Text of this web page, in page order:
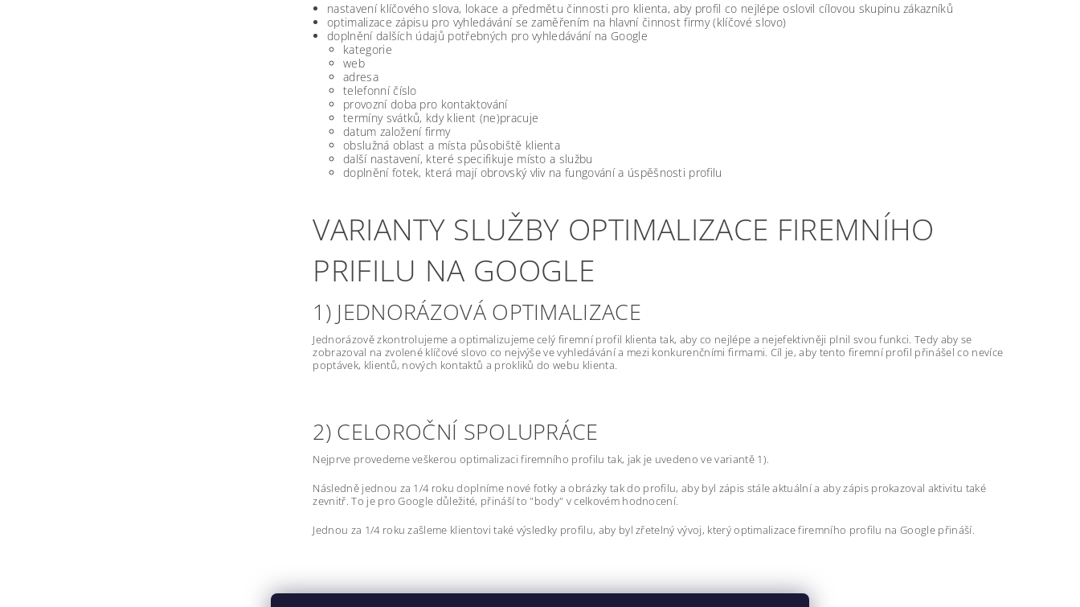
nastavení klíčového slova, lokace a předmětu činnosti pro klienta, aby profil co nejlépe oslovil cílovou skupinu zákazníků
optimalizace zápisu pro vyhledávání se zaměřením na hlavní činnost firmy (klíčové slovo)
doplnění dalších údajů potřebných pro vyhledávání na Google
kategorie
web
adresa
telefonní číslo
provozní doba pro kontaktování
termíny svátků, kdy klient (ne)pracuje
datum založení firmy
obslužná oblast a místa působiště klienta
další nastavení, které specifikuje místo a službu
doplnění fotek, která mají obrovský vliv na fungování a úspěšnosti profilu
VARIANTY SLUŽBY OPTIMALIZACE FIREMNÍHO
PRIFILU NA GOOGLE
1) JEDNORÁZOVÁ OPTIMALIZACE
Jednorázově zkontrolujeme a optimalizujeme celý firemní profil klienta tak, aby co nejlépe a nejefektivněji plnil svou funkci. Tedy aby se
zobrazoval na zvolené klíčové slovo co nejvýše ve vyhledávání a mezi konkurenčními firmami. Cíl je, aby tento firemní profil přinášel co nevíce
poptávek, klientů, nových kontaktů a prokliků do webu klienta.
2) CELOROČNÍ SPOLUPRÁCE
Nejprve provedeme veškerou optimalizaci firemního profilu tak, jak je uvedeno ve variantě 1).
Následně jednou za 1/4 roku doplníme nové fotky a obrázky tak do profilu, aby byl zápis stále aktuální a aby zápis prokazoval aktivitu také
zevnitř. To je pro Google důležité, přináší to "body" v celkovém hodnocení.
Jednou za 1/4 roku zašleme klientovi také výsledky profilu, aby byl zřetelný vývoj, který optimalizace firemního profilu na Google přináší.